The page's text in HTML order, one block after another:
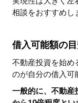
相談をおすすめし
借入可能額の
不動産投資を始め
のが自分の借入可
一般的に、不動産